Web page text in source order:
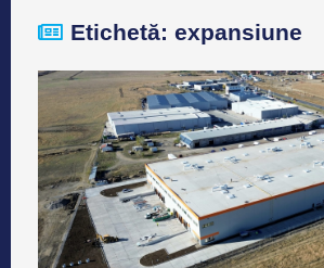
Etichetă: expansiune